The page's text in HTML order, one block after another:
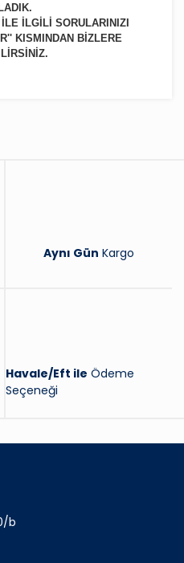
İLGİLİ SORULARINIZI
KISMINDAN BİZLERE
Aynı Gün Kargo
Havale/Eft ile Ödeme
Seçeneği
b